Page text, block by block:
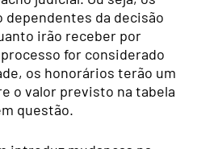
dependentes da decisão
irão receber por
for considerado
os honorários terão um
o valor previsto na tabela
questão.